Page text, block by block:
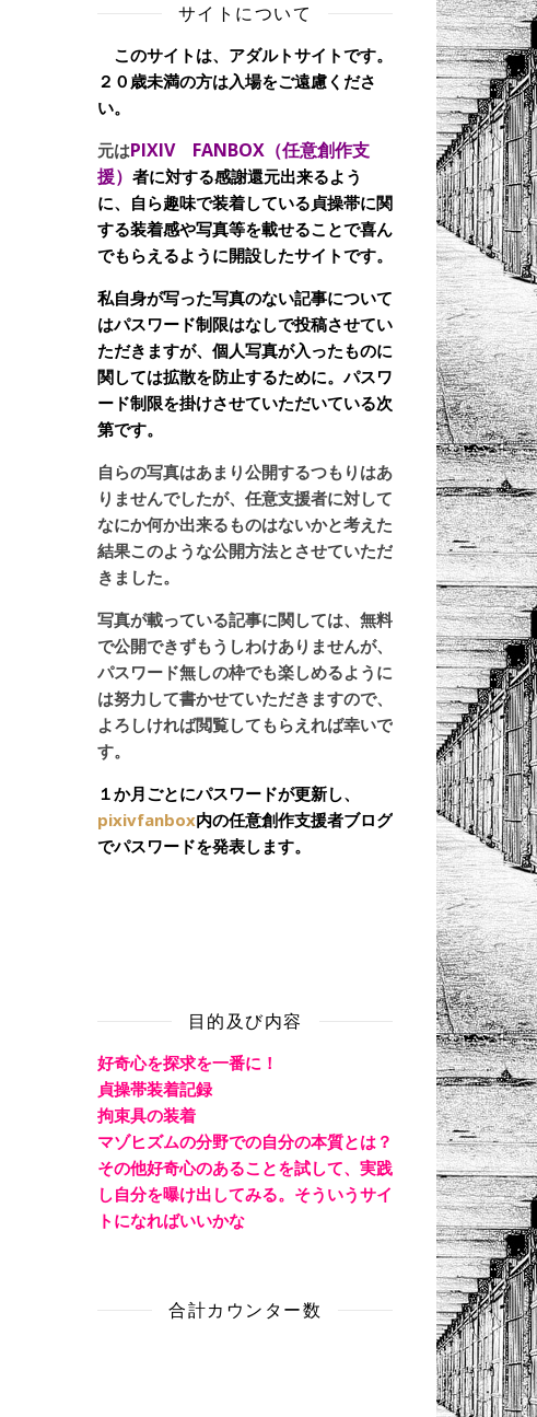
サイトについて
このサイトは、アダルトサイトです。
２０歳未満の方は入場をご遠慮くださ
い。
元はPIXIV FANBOX（任意創作支
援） 者に対する感謝還元出来るよう
に、自ら趣味で装着している貞操帯に関
する装着感や写真等を載せることで喜ん
でもらえるように開設したサイトです。
私自身が写った写真のない記事について
はパスワード制限はなしで投稿させてい
ただきますが、個人写真が入ったものに
関しては拡散を防止するために。パスワ
ード制限を掛けさせていただいている次
第です。
自らの写真はあまり公開するつもりはあ
りませんでしたが、任意支援者に対して
なにか何か出来るものはないかと考えた
結果このような公開方法とさせていただ
きました。
写真が載っている記事に関しては、無料
で公開できずもうしわけありませんが、
パスワード無しの枠でも楽しめるように
は努力して書かせていただきますので、
よろしければ閲覧してもらえれば幸いで
す。
１か月ごとにパスワードが更新し、
pixivfanbox内の任意創作支援者ブログ
でパスワードを発表します。
目的及び内容
好奇心を探求を一番に！
貞操帯装着記録
拘束具の装着
マゾヒズムの分野での自分の本質とは？
その他好奇心のあることを試して、実践
し自分を曝け出してみる。そういうサイ
トになればいいかな
合計カウンター数